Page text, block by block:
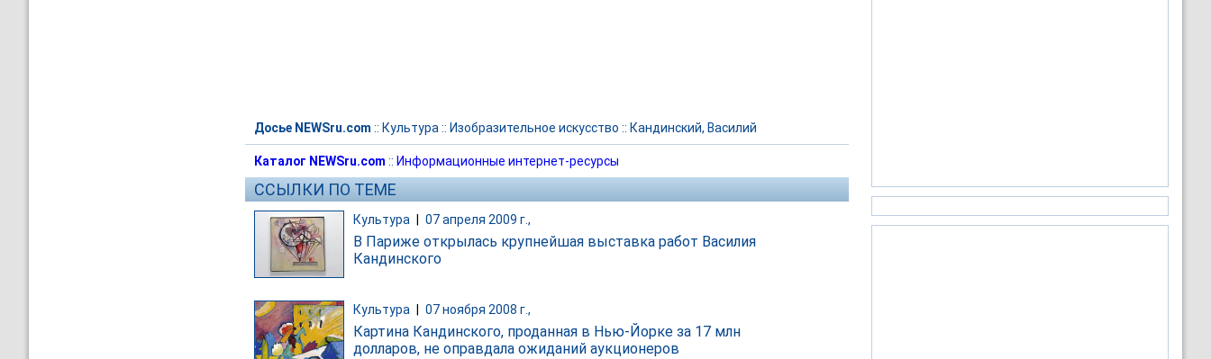
Досье NEWSru.com :: Культура :: Изобразительное искусство :: Кандинский, Василий
Каталог NEWSru.com :: Информационные интернет-ресурсы
ССЫЛКИ ПО ТЕМЕ
Культура 07 апреля 2009 г.,
В Париже открылась крупнейшая выставка работ Василия
Кандинского
Культура 07 ноября 2008 г.,
Картина Кандинского, проданная в Нью-Йорке за 17 млн
долларов, не оправдала ожиданий аукционеров